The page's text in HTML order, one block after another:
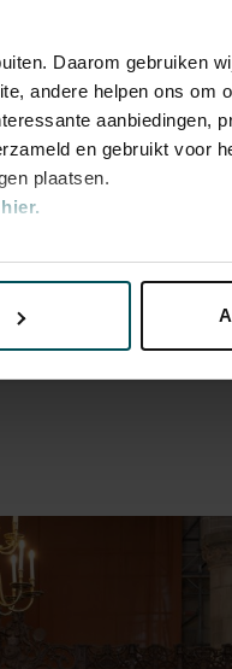
Daarom gebruiken
andere helpen ons om
aanbiedingen,
en gebruikt voor
plaatsen.
elk moment wijzigen of
en verwerken.
30
via